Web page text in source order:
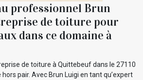
professionnel Brun
de toiture pour
dans ce domaine à
de toiture à Quittebeuf dans le 27110
pair. Avec Brun Luigi en tant qu’expert